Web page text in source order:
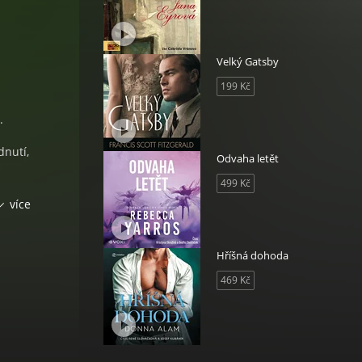
je
více
Velký Gatsby
199 Kč
Odvaha letět
499 Kč
Hříšná dohoda
469 Kč